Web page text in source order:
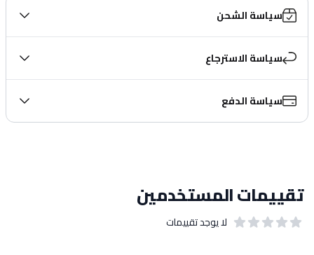
سياسة الشحن
سياسة الاسترجاع
سياسة الدفع
تقييمات المستخدمين
لا يوجد تقييمات